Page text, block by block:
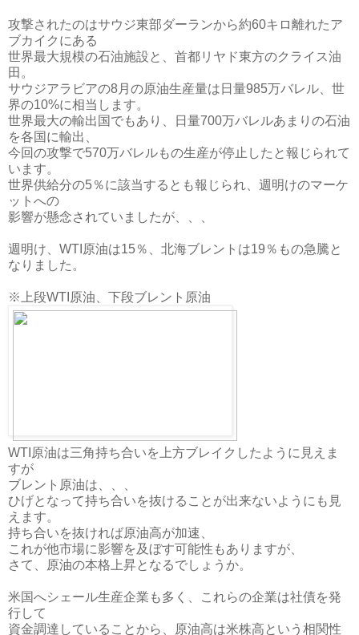
攻撃されたのはサウジ東部ダーランから約60キロ離れたア
ブカイクにある
世界最大規模の石油施設と、首都リヤド東方のクライス油
田。
サウジアラビアの8月の原油生産量は日量985万バレル、世
界の10%に相当します。
世界最大の輸出国でもあり、日量700万バレルあまりの石油
を各国に輸出、
今回の攻撃で570万バレルもの生産が停止したと報じられて
います。
世界供給分の5％に該当するとも報じられ、週明けのマーケ
ットへの
影響が懸念されていましたが、、、
週明け、WTI原油は15％、北海ブレントは19％もの急騰と
なりました。
※上段WTI原油、下段ブレント原油
WTI原油は三角持ち合いを上方ブレイクしたように見えま
すが
ブレント原油は、、、
ひげとなって持ち合いを抜けることが出来ないようにも見
えます。
持ち合いを抜ければ原油高が加速、
これが他市場に影響を及ぼす可能性もありますが、
さて、原油の本格上昇となるでしょうか。
米国へシェール生産企業も多く、これらの企業は社債を発
行して
資金調達していることから、原油高は米株高という相関性